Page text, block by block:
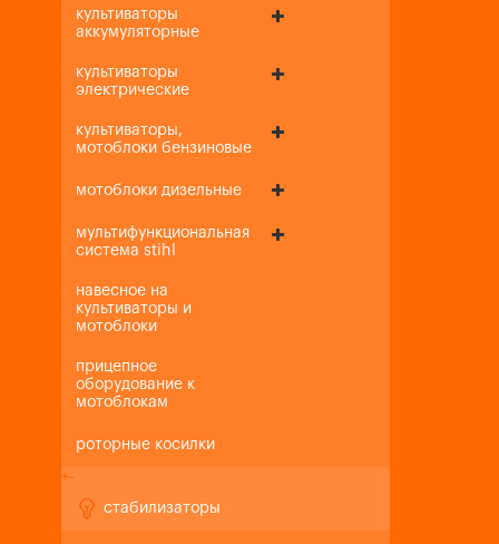
культиваторы
аккумуляторные
культиваторы
электрические
культиваторы,
мотоблоки бензиновые
мотоблоки дизельные
мультифункциональная
система stihl
навесное на
культиваторы и
мотоблоки
прицепное
оборудование к
мотоблокам
роторные косилки
+-
стабилизаторы